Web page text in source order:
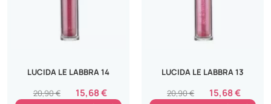
LUCIDA LE LABBRA 14
15,68 €
20,90 €
LUCIDA LE LABBRA 13
15,68 €
20,90 €